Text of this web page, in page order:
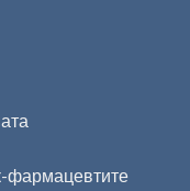
фармацевтите